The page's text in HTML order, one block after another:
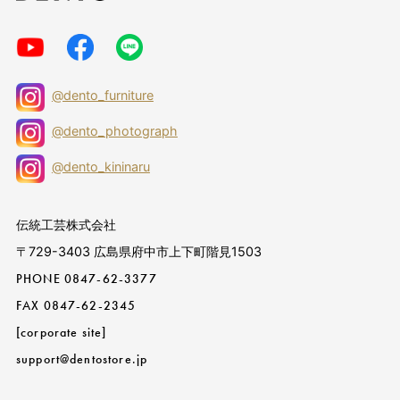
@dento_furniture
@dento_photograph
@dento_kininaru
伝統工芸株式会社
〒729-3403 広島県府中市上下町階見1503
PHONE 0847-62-3377
FAX 0847-62-2345
[corporate site]
support@dentostore.jp